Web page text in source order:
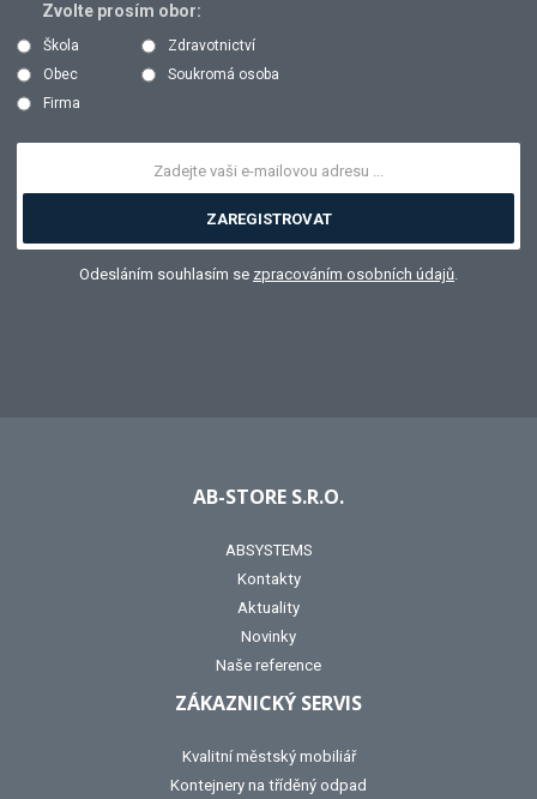
Zvolte prosím obor:
Škola
Zdravotnictví
Obec
Soukromá osoba
Firma
ZAREGISTROVAT
Odesláním souhlasím se zpracováním osobních údajů
AB-STORE S.R.O.
ABSYSTEMS
Kontakty
Aktuality
Novinky
Naše reference
ZÁKAZNICKÝ SERVIS
Kvalitní městský mobiliář
Kontejnery na tříděný odpad